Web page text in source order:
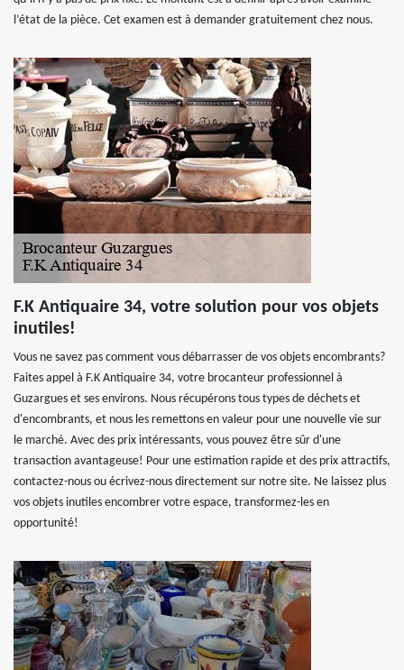
l’état de la pièce. Cet examen est à demander gratuitement chez nous.
F.K Antiquaire 34, votre solution pour vos objets
inutiles!
Vous ne savez pas comment vous débarrasser de vos objets encombrants?
Faites appel à F.K Antiquaire 34, votre brocanteur professionnel à
Guzargues et ses environs. Nous récupérons tous types de déchets et
d'encombrants, et nous les remettons en valeur pour une nouvelle vie sur
le marché. Avec des prix intéressants, vous pouvez être sûr d'une
transaction avantageuse! Pour une estimation rapide et des prix attractifs,
contactez-nous ou écrivez-nous directement sur notre site. Ne laissez plus
vos objets inutiles encombrer votre espace, transformez-les en
opportunité!